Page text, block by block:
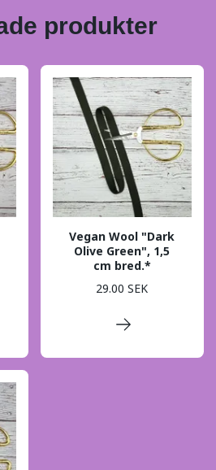
produkter
Vegan Wool "Dark
Olive Green", 1,5
cm bred.*
29.00 SEK